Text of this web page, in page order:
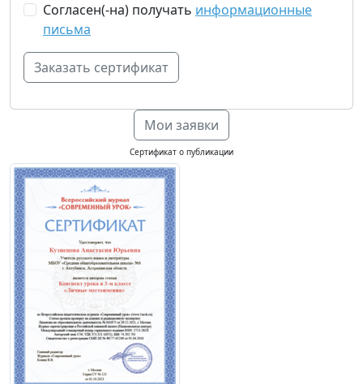
Согласен(-на) получать информационные
письма
Мои заявки
Сертификат о публикации